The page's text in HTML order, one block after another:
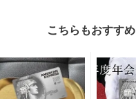
こちらもおすすめ